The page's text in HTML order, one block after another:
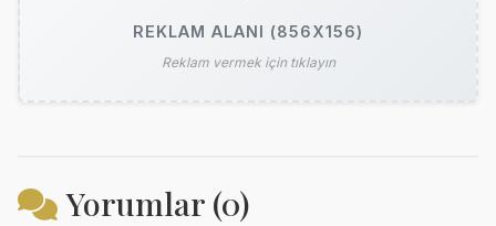
REKLAM ALANI (856X156)
Reklam vermek için tıklayın
Yorumlar (0)